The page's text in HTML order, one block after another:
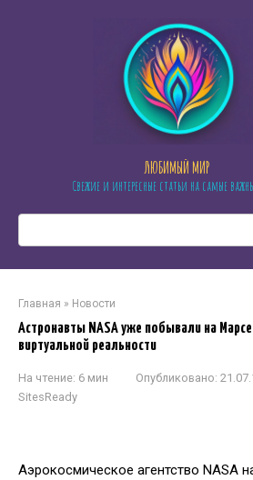
ЛЮБИМЫЙ МИР
Свежие и интересные статьи на самые
Главная » Новости
Астронавты NASA уже побывали на
виртуальной реальности
На чтение: 6 мин Опубликовано:
SitesReady
Аэрокосмическое агентство NASA